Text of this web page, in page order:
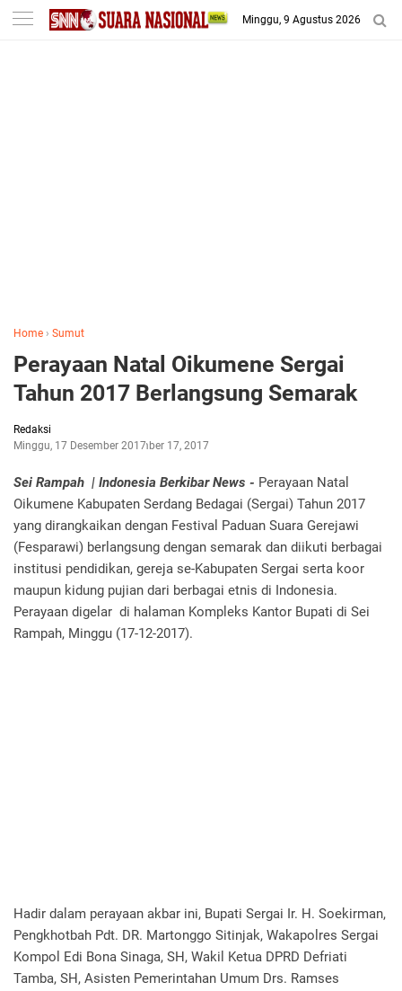
-->
Minggu, 9 Agustus 2026
Home › Sumut
Perayaan Natal Oikumene Sergai
Tahun 2017 Berlangsung Semarak
Redaksi
Minggu, 17 Desember 2017Desember 17, 2017
Sei Rampah | Indonesia Berkibar News - Perayaan Natal
Oikumene Kabupaten Serdang Bedagai (Sergai) Tahun 2017
yang dirangkaikan dengan Festival Paduan Suara Gerejawi
(Fesparawi) berlangsung dengan semarak dan diikuti berbagai
institusi pendidikan, gereja se-Kabupaten Sergai serta koor
maupun kidung pujian dari berbagai etnis di Indonesia.
Perayaan digelar di halaman Kompleks Kantor Bupati di Sei
Rampah, Minggu (17-12-2017).
Hadir dalam perayaan akbar ini, Bupati Sergai Ir. H. Soekirman,
Pengkhotbah Pdt. DR. Martonggo Sitinjak, Wakapolres Sergai
Kompol Edi Bona Sinaga, SH, Wakil Ketua DPRD Defriati
Tamba, SH, Asisten Pemerintahan Umum Drs. Ramses